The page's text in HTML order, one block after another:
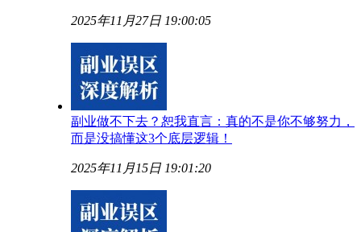
2025年11月27日 19:00:05
副业做不下去？恕我直言：真的不是你不够努力，
而是没搞懂这3个底层逻辑！
2025年11月15日 19:01:20